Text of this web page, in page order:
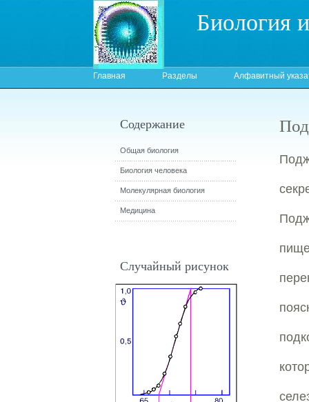
Биология
Главная Разделы Алфавитный
Содержание
Общая биология
Биология человека
Молекулярная биология
Медицина
Случайный рисунок